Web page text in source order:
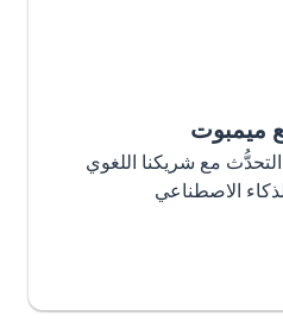
ميمبوت
مع شريكنا اللغوي
الاصطناعي